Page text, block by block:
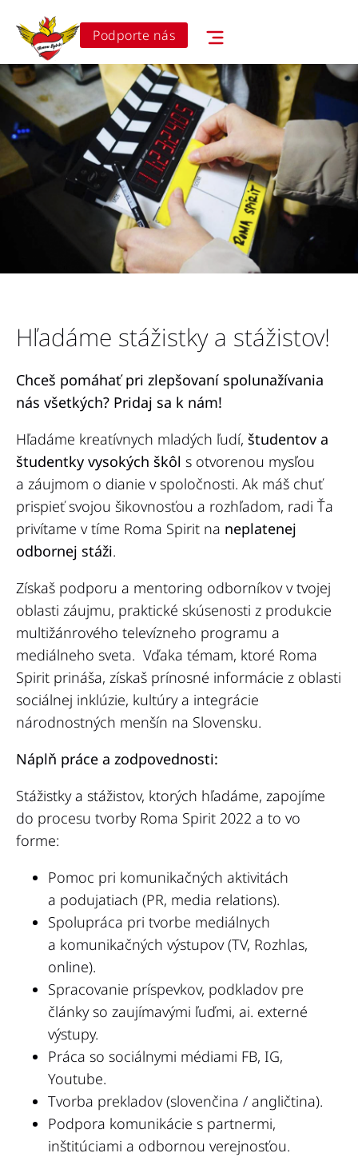
Podporte nás
Hľadáme stážistky a stážistov!
Chceš pomáhať pri zlepšovaní spolunažívania
nás všetkých? Pridaj sa k nám!
Hľadáme kreatívnych mladých ľudí, študentov a
študentky vysokých škôl s otvorenou mysľou
a záujmom o dianie v spoločnosti. Ak máš chuť
prispieť svojou šikovnosťou a rozhľadom, radi Ťa
privítame v tíme Roma Spirit na neplatenej
odbornej stáži.
Získaš podporu a mentoring odborníkov v tvojej
oblasti záujmu, praktické skúsenosti z produkcie
multižánrového televízneho programu a
mediálneho sveta. Vďaka témam, ktoré Roma
Spirit prináša, získaš prínosné informácie z oblasti
sociálnej inklúzie, kultúry a integrácie
národnostných menšín na Slovensku.
Náplň práce a zodpovednosti:
Stážistky a stážistov, ktorých hľadáme, zapojíme
do procesu tvorby Roma Spirit 2022 a to vo
forme:
Pomoc pri komunikačných aktivitách
a podujatiach (PR, media relations).
Spolupráca pri tvorbe mediálnych
a komunikačných výstupov (TV, Rozhlas,
online).
Spracovanie príspevkov, podkladov pre
články so zaujímavými ľuďmi, ai. externé
výstupy.
Práca so sociálnymi médiami FB, IG,
Youtube.
Tvorba prekladov (slovenčina / angličtina).
Podpora komunikácie s partnermi,
inštitúciami a odbornou verejnosťou.